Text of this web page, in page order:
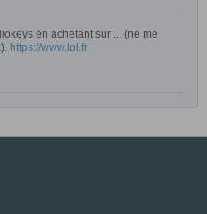
en achetant sur ... (ne me
https://www.lol.fr